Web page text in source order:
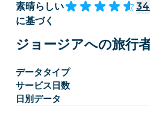
素晴らしい
に基づく
ジョージアへの旅行
データタイプ
サービス日数
日別データ